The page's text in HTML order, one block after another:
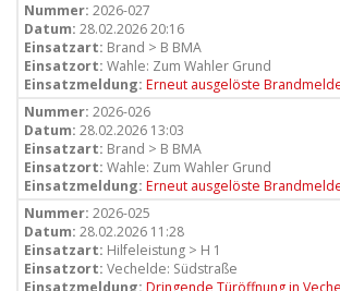
Nummer: 2026-027
Datum: 28.02.2026 20:16
Einsatzart: Brand > B BMA
Einsatzort: Wahle: Zum Wahler Grund
Einsatzmeldung: Erneut ausgelöste
Nummer: 2026-026
Datum: 28.02.2026 13:03
Einsatzart: Brand > B BMA
Einsatzort: Wahle: Zum Wahler Grund
Einsatzmeldung: Erneut ausgelöste
Nummer: 2026-025
Datum: 28.02.2026 11:28
Einsatzart: Hilfeleistung > H 1
Einsatzort: Vechelde: Südstraße